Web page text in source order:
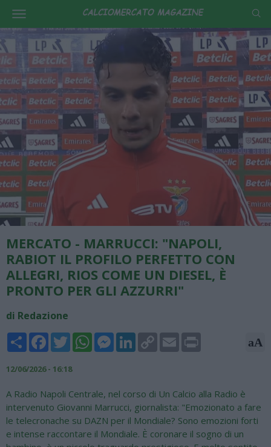
MERCATO - MARRUCCI: "NAPOLI,
RABIOT IL PROFILO PERFETTO CON
ALLEGRI, RIOS COME UN DIESEL, È
PRONTO PER GLI AZZURRI"
di Redazione
Share FacebookTwitterWhatsAppMessengerLinkedInCopy
Link
Email aA
12/06/2026 - 16:18
A Radio Napoli Centrale, nel corso di Un Calcio alla Radio è
intervenuto Giovanni Marrucci, giornalista: "Emozionato a fare
le telecronache su DAZN per il Mondiale? Sono emozioni forti
e intense raccontare il Mondiale. È coronare il sogno di un